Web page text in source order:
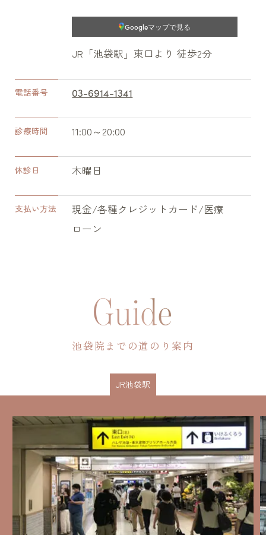
Googleマップで見る
JR「池袋駅」東口より 徒歩2分
電話番号 03-6914-1341
診療時間 11:00～20:00
休診日 木曜日
支払い方法
現金/各種クレジットカード/医療
ローン
Guide
池袋院までの道のり案内
JR池袋駅